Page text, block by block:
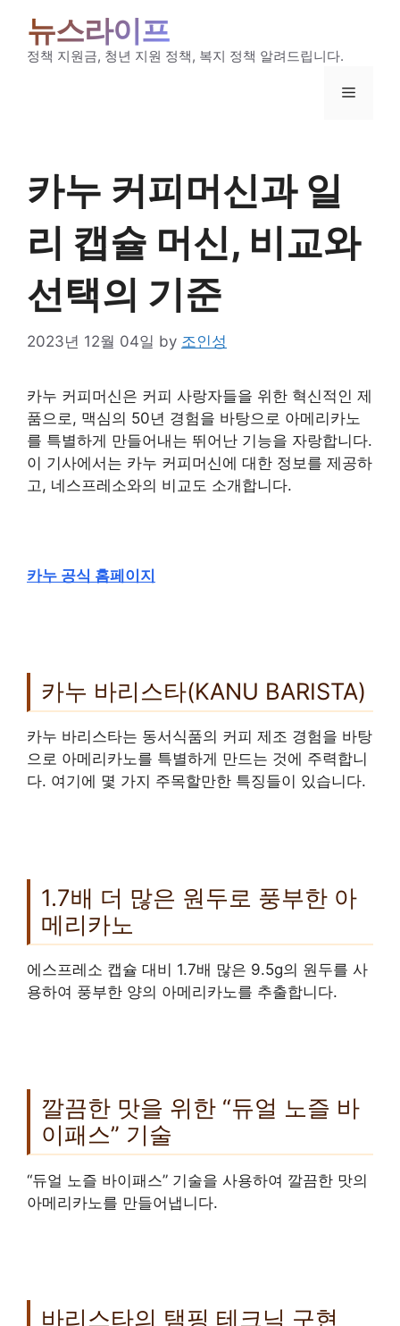
content
뉴스라이프
정책 지원금, 청년 지원 정책, 복지 정책 알려드립니다.
Menu
카누 커피머신과 일
리 캡슐 머신, 비교와
선택의 기준
2023년 12월 04일 by 조인성
카누 커피머신은 커피 사랑자들을 위한 혁신적인 제
품으로, 맥심의 50년 경험을 바탕으로 아메리카노
를 특별하게 만들어내는 뛰어난 기능을 자랑합니다.
이 기사에서는 카누 커피머신에 대한 정보를 제공하
고, 네스프레소와의 비교도 소개합니다.
카누 공식 홈페이지
카누 바리스타(KANU BARISTA)
카누 바리스타는 동서식품의 커피 제조 경험을 바탕
으로 아메리카노를 특별하게 만드는 것에 주력합니
다. 여기에 몇 가지 주목할만한 특징들이 있습니다.
1.7배 더 많은 원두로 풍부한 아
메리카노
에스프레소 캡슐 대비 1.7배 많은 9.5g의 원두를 사
용하여 풍부한 양의 아메리카노를 추출합니다.
깔끔한 맛을 위한 “듀얼 노즐 바
이패스” 기술
“듀얼 노즐 바이패스” 기술을 사용하여 깔끔한 맛의
아메리카노를 만들어냅니다.
바리스타의 탬핑 테크닉 구현